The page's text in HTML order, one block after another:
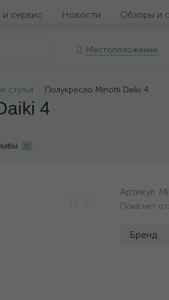
и сервис Новости Обзоры и
Местоположение
стулья Полукресло Minotti Daiki 4
4
0
Артикул:
Пока нет
Бренд